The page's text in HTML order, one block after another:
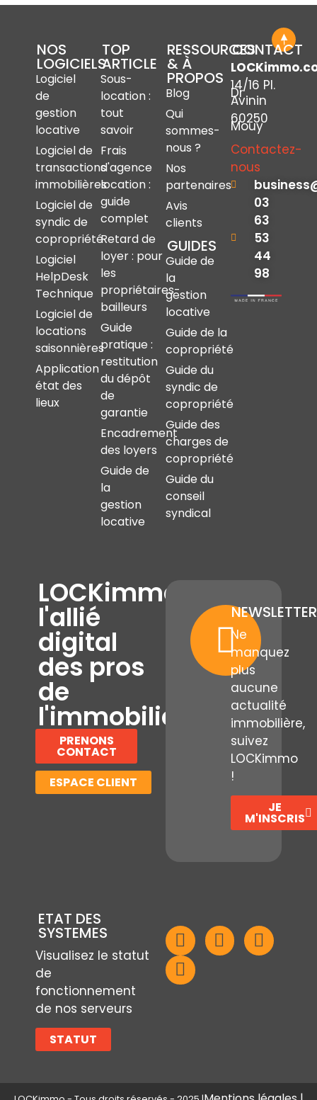
NOS
LOGICIELS
Logiciel
de
gestion
locative
Logiciel de
transactions
immobilières
Logiciel de
syndic de
copropriété
Logiciel
HelpDesk
Technique
Logiciel de
locations
saisonnières
Application
état des
lieux
TOP
ARTICLE
Sous-
location :
tout
savoir
Frais
d'agence
location :
guide
complet
Retard de
loyer : pour
les
propriétaires-
bailleurs
Guide
pratique :
restitution
du dépôt
de
garantie
Encadrement
des loyers
Guide de
la
gestion
locative
RESSOURCES
& À
PROPOS
Blog
Qui
sommes-
nous ?
Nos
partenaires
Avis
clients
GUIDES
Guide de
la
gestion
locative
Guide de la
copropriété
Guide du
syndic de
copropriété
Guide des
charges de
copropriété
Guide du
conseil
syndical
CONTACT
14/16 Pl.
Dr
Avinin
60250
Mouy
Contactez-
nous
03
63
53
44
98
LOCKimmo,
l'allié
digital
des pros
de
l'immobilier
PRENONS
CONTACT
ESPACE CLIENT
NEWSLETTER
Ne
manquez
plus
aucune
actualité
immobilière,
suivez
LOCKimmo
!
JE
M'INSCRIS
ETAT DES
SYSTEMES
Visualisez le statut
de
fonctionnement
de nos serveurs
STATUT